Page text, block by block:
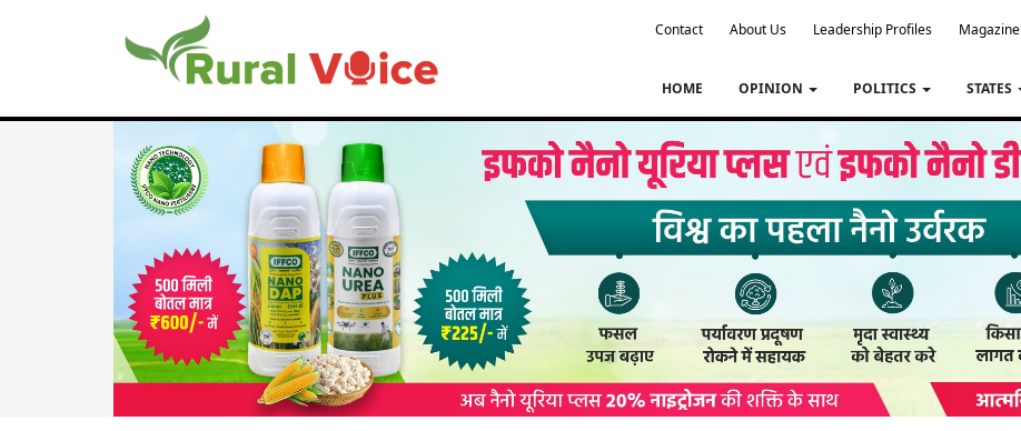
Contact About Us Leadership Profiles Magazine
HOME OPINION POLITICS STATES